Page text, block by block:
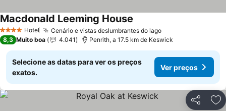
4 EstrelasHotel Cenário e vistas deslumbrantes do lago
Macdonald Leeming House
8,3 Muito boa 4.041 Penrith, a 17.5 km de Keswick
Selecione as datas para ver os preços
exatos.
Ver preços
Partilhar